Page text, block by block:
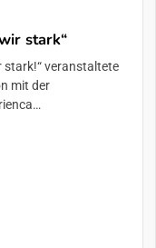
stark“
stark!“ veranstaltete
mit der